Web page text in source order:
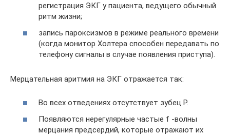
регистрация ЭКГ у пациента, ведущего обычный
ритм жизни;
запись пароксизмов в режиме реального времени
(когда монитор Холтера способен передавать по
телефону сигналы в случае появления приступа).
Мерцательная аритмия на ЭКГ отражается так:
Во всех отведениях отсутствует зубец Р.
Появляются нерегулярные частые f -волны
мерцания предсердий, которые отражают их